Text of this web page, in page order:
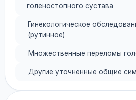
голеностопного сустава
Гинекологическое
(рутинное)
Множественные переломы
Другие уточненные общие